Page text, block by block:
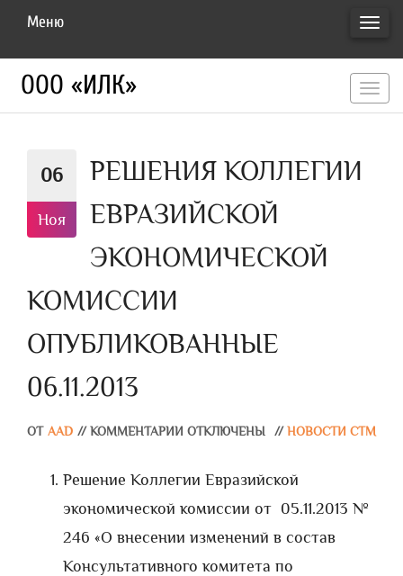
Меню
ООО «ИЛК»
06
Ноя
РЕШЕНИЯ КОЛЛЕГИИ
ЕВРАЗИЙСКОЙ
ЭКОНОМИЧЕСКОЙ
КОМИССИИ
ОПУБЛИКОВАННЫЕ
06.11.2013
ОТ AAD // КОММЕНТАРИИ ОТКЛЮЧЕНЫ // НОВОСТИ СТМ
Решение Коллегии Евразийской
экономической комиссии от 05.11.2013 №
246 «О внесении изменений в состав
Консультативного комитета по